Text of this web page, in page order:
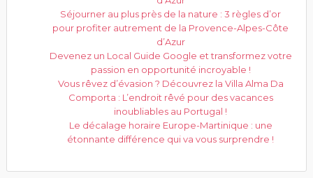
Séjourner au plus près de la nature : 3 règles d’or
pour profiter autrement de la Provence-Alpes-Côte
d’Azur
Devenez un Local Guide Google et transformez votre
passion en opportunité incroyable !
Vous rêvez d’évasion ? Découvrez la Villa Alma Da
Comporta : L’endroit rêvé pour des vacances
inoubliables au Portugal !
Le décalage horaire Europe-Martinique : une
étonnante différence qui va vous surprendre !